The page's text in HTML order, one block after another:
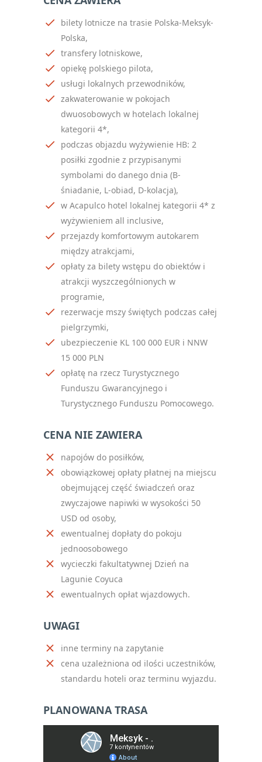
się na newsletter
akceptuję politykę
prywatności RODO
Zapisz się notifications_active
Please
leave
this
field
empty.
bilety lotnicze na trasie Polska-Meksyk-
Polska,
transfery lotniskowe,
opiekę polskiego pilota,
usługi lokalnych przewodników,
zakwaterowanie w pokojach
dwuosobowych w hotelach lokalnej
kategorii 4*,
podczas objazdu wyżywienie HB: 2
posiłki zgodnie z przypisanymi
symbolami do danego dnia (B-
śniadanie, L-obiad, D-kolacja),
w Acapulco hotel lokalnej kategorii 4* z
wyżywieniem all inclusive,
przejazdy komfortowym autokarem
między atrakcjami,
opłaty za bilety wstępu do obiektów i
atrakcji wyszczególnionych w
programie,
rezerwacje mszy świętych podczas całej
pielgrzymki,
ubezpieczenie KL 100 000 EUR i NNW
15 000 PLN
opłatę na rzecz Turystycznego
Funduszu Gwarancyjnego i
Turystycznego Funduszu Pomocowego.
CENA NIE ZAWIERA
napojów do posiłków,
obowiązkowej opłaty płatnej na miejscu
obejmującej część świadczeń oraz
zwyczajowe napiwki w wysokości 50
USD od osoby,
ewentualnej dopłaty do pokoju
jednoosobowego
wycieczki fakultatywnej Dzień na
Lagunie Coyuca
ewentualnych opłat wjazdowych.
UWAGI
inne terminy na zapytanie
cena uzależniona od ilości uczestników,
standardu hoteli oraz terminu wyjazdu.
PLANOWANA TRASA